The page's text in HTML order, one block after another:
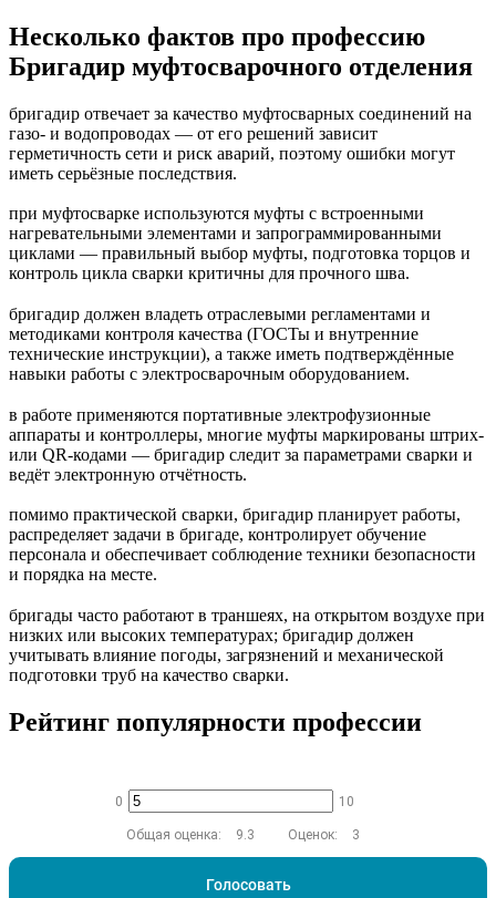
Несколько фактов про профессию
Бригадир муфтосварочного отделения
бригадир отвечает за качество муфтосварных соединений на
газо- и водопроводах — от его решений зависит
герметичность сети и риск аварий, поэтому ошибки могут
иметь серьёзные последствия.
при муфтосварке используются муфты с встроенными
нагревательными элементами и запрограммированными
циклами — правильный выбор муфты, подготовка торцов и
контроль цикла сварки критичны для прочного шва.
бригадир должен владеть отраслевыми регламентами и
методиками контроля качества (ГОСТы и внутренние
технические инструкции), а также иметь подтверждённые
навыки работы с электросварочным оборудованием.
в работе применяются портативные электрофузионные
аппараты и контроллеры, многие муфты маркированы штрих-
или QR-кодами — бригадир следит за параметрами сварки и
ведёт электронную отчётность.
помимо практической сварки, бригадир планирует работы,
распределяет задачи в бригаде, контролирует обучение
персонала и обеспечивает соблюдение техники безопасности
и порядка на месте.
бригады часто работают в траншеях, на открытом воздухе при
низких или высоких температурах; бригадир должен
учитывать влияние погоды, загрязнений и механической
подготовки труб на качество сварки.
Рейтинг популярности профессии
0 10
Общая оценка: 9.3 Оценок: 3
Голосовать